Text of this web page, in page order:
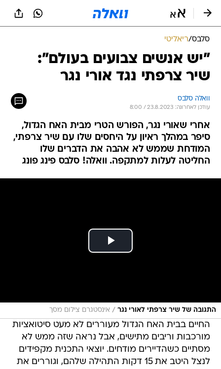
סלבס/ריאליטי
"יש אנשים צבועים בעולם":
שיר צרפתי נגד אורי נגר
וואלה סלבס
עודכן לאחרונה: 23.8.2023 / 8:00
אחרי שאורי נגר, הפורש הטרי מבית האח הגדול,
סיפר במהלך ראיון על היחסים שלו עם שיר צרפתי,
המודחת שממש לא אהבה את הדברים שלו
החליטה לעלות למתקפה. וואלה! סלבס פינג פונג
התגובה של שיר צרפתי לאורי נגר / אינסטגרם צילום מסך
החיים בבית האח הגדול מעוררים לא מעט סיטואציות
מורכבות וריבים מתישים, אבל נראה שזה ממש לא
מסתיים כשהדיירים מודחים. יוצאי התכנית מקפידים
לנצל היטב את 15 דקות התהילה שלהם, וגוררים את